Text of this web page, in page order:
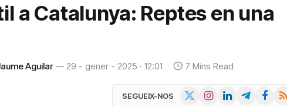
a Catalunya: Reptes en una
Aguilar 29 - gener - 2025 · 12:01 7 Mins Read
SEGUEIX-NOS InstagramLinkedInTelegramFacebook
RSS